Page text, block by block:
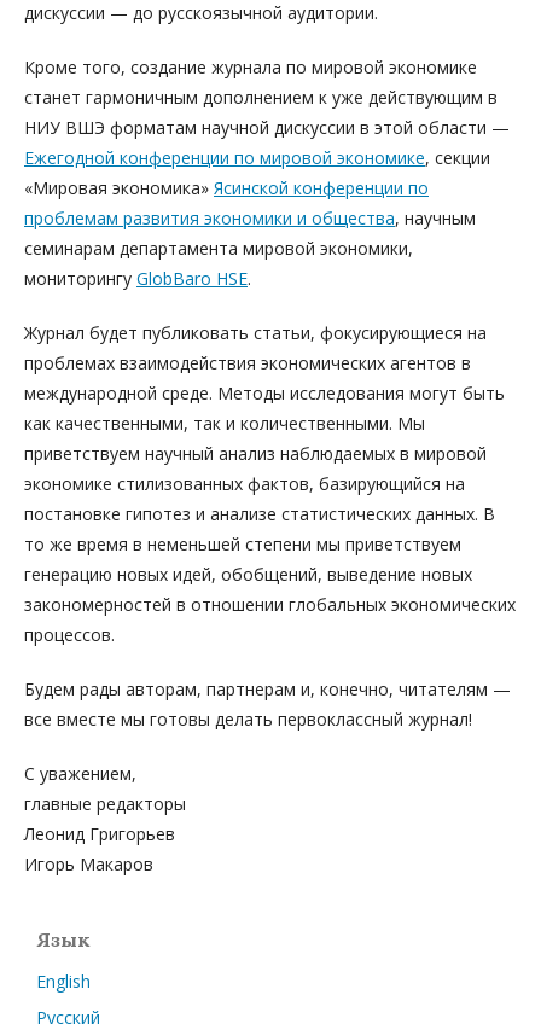
дискуссии — до русскоязычной аудитории.
Кроме того, создание журнала по мировой экономике
станет гармоничным дополнением к уже действующим в
НИУ ВШЭ форматам научной дискуссии в этой области —
Ежегодной конференции по мировой экономике, секции
«Мировая экономика» Ясинской конференции по
проблемам развития экономики и общества, научным
семинарам департамента мировой экономики,
мониторингу GlobBaro HSE.
Журнал будет публиковать статьи, фокусирующиеся на
проблемах взаимодействия экономических агентов в
международной среде. Методы исследования могут быть
как качественными, так и количественными. Мы
приветствуем научный анализ наблюдаемых в мировой
экономике стилизованных фактов, базирующийся на
постановке гипотез и анализе статистических данных. В
то же время в неменьшей степени мы приветствуем
генерацию новых идей, обобщений, выведение новых
закономерностей в отношении глобальных экономических
процессов.
Будем рады авторам, партнерам и, конечно, читателям —
все вместе мы готовы делать первоклассный журнал!
С уважением,
главные редакторы
Леонид Григорьев
Игорь Макаров
Язык
English
Русский